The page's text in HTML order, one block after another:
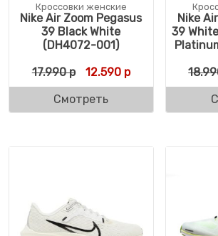
Кроссовки женские
Nike Air Zoom Pegasus
39 Black White
(DH4072-001)
17.990р Первоначальная цена
12.590рТекущая цена:
Смотреть
Nike
39